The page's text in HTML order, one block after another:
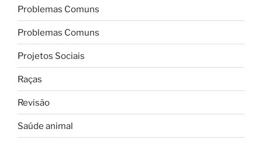
Problemas Comuns
Problemas Comuns
Projetos Sociais
Raças
Revisão
Saúde animal